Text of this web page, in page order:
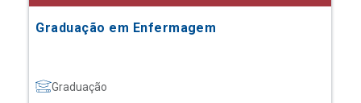
Graduação em Enfermagem
Graduação